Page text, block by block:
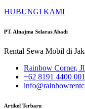
HUBUNGI KAMI
PT. Alnajma Selaras Abadi
Rental Sewa Mobil di
Rainbow Corner,
+62 8191 4400 001
Artikel Terbaru